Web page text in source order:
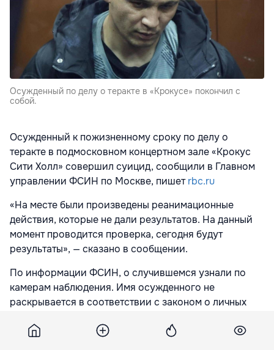
Осужденный по делу о теракте в «Крокусе» покончил с
собой.
Осужденный к пожизненному сроку по делу о
теракте в подмосковном концертном зале «Крокус
Сити Холл» совершил суицид, сообщили в Главном
управлении ФСИН по Москве, пишетrbc.ru
«На месте были произведены реанимационные
действия, которые не дали результатов. На данный
момент проводится проверка, сегодня будут
результаты», — сказано в сообщении.
По информации ФСИН, о случившемся узнали по
камерам наблюдения. Имя осужденного не
раскрывается в соответствии с законом о личных
Покончившим с собой в СИЗО «Матросская тишина»